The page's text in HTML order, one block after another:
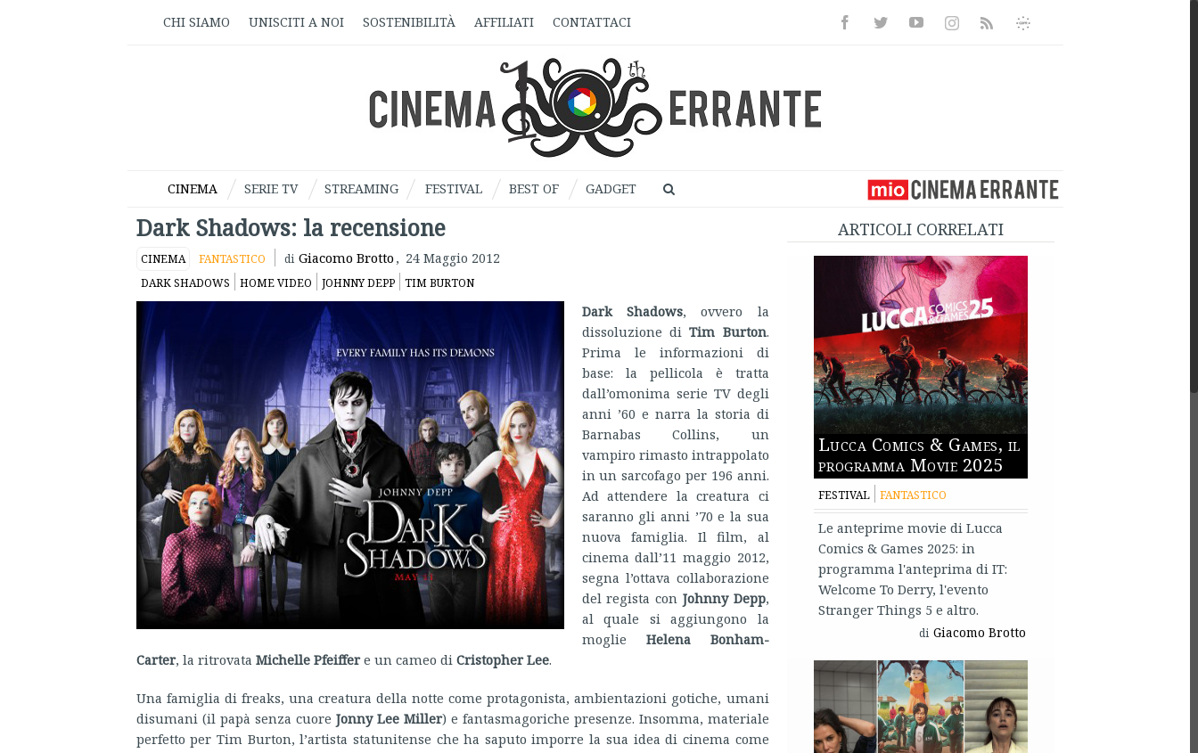
CHI SIAMO UNISCITI A NOI SOSTENIBILITÀ AFFILIATI CONTATTACI FacebookTwitterYoutubeInstagramRss
Informativa
CINEMA SERIE TV STREAMING FESTIVAL BEST OF GADGET
Dark Shadows: la recensione
CINEMA FANTASTICO di Giacomo Brotto , 24 Maggio 2012
DARK SHADOWS HOME VIDEO JOHNNY DEPP TIM BURTON
Dark Shadows, ovvero la
dissoluzione diTim Burton.
Prima le informazioni di
base: la pellicola è tratta
dall’omonima serie TV degli
anni ’60 e narra la storia di
Barnabas Collins, un
vampiro rimasto intrappolato
in un sarcofago per 196 anni.
Ad attendere la creatura ci
saranno gli anni ’70 e la sua
nuova famiglia. Il film, al
cinema dall’11 maggio 2012,
segna l’ottava collaborazione
del regista con Johnny Depp,
al quale si aggiungono la
moglie Helena Bonham-
Carter, la ritrovata Michelle Pfeiffere un cameo di Cristopher Lee.
Una famiglia di freaks, una creatura della notte come protagonista, ambientazioni gotiche, umani
disumani (il papà senza cuore Jonny Lee Miller) e fantasmagoriche presenze. Insomma, materiale
perfetto per Tim Burton, l’artista statunitense che ha saputo imporre la sua idea di cinema come
ARTICOLI CORRELATI
Lucca Comics & Games, il
programma Movie 2025
FESTIVAL FANTASTICO
Le anteprime movie di Lucca
Comics & Games 2025: in
programma l'anteprima di IT:
Welcome To Derry, l'evento
Stranger Things 5 e altro.
di Giacomo Brotto